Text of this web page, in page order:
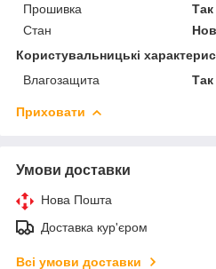
Прошивка
Так
Стан
Користувальницькі
Влагозащита
Так
Приховати
Умови доставки
Нова Пошта
Доставка кур'єром
Всі умови доставки